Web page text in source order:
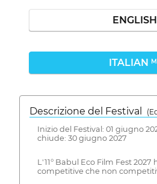
ENGLISH
ITALIAN
Descrizione del Festival
(
Inizio del Festival: 01 giugno
chiude: 30 giugno 2027
L'11° Babul Eco Film Fest 2027
competitive che non